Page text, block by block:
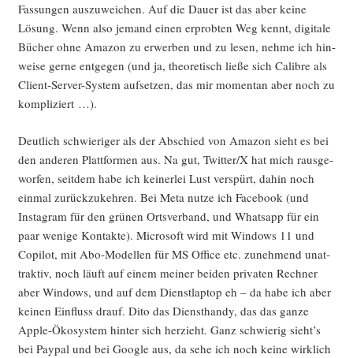
Fas­sun­gen aus­zu­wei­chen. Auf die Dau­er ist das aber kei­ne
Lösung. Wenn also jemand einen erprob­ten Weg kennt, digi­ta­le
Bücher ohne Ama­zon zu erwer­ben und zu lesen, neh­me ich hin­
wei­se ger­ne ent­ge­gen (und ja, theo­re­tisch lie­ße sich Calib­re als
Cli­ent-Ser­ver-Sys­tem auf­set­zen, das mir momen­tan aber noch zu
kompliziert …).
Deut­lich schwie­ri­ger als der Abschied von Ama­zon sieht es bei
den ande­ren Platt­for­men aus. Na gut, Twitter/X hat mich raus­ge­
wor­fen, seit­dem habe ich kei­ner­lei Lust ver­spürt, dahin noch
ein­mal zurück­zu­keh­ren. Bei Meta nut­ze ich Face­book (und
Insta­gram für den grü­nen Orts­ver­band, und Whats­app für ein
paar weni­ge Kon­tak­te). Micro­soft wird mit Win­dows 11 und
Copi­lot, mit Abo-Model­len für MS Office etc. zuneh­mend unat­
trak­tiv, noch läuft auf einem mei­ner bei­den pri­va­ten Rech­ner
aber Win­dows, und auf dem Dienst­lap­top eh – da habe ich aber
kei­nen Ein­fluss drauf. Dito das Dienst­han­dy, das das gan­ze
Apple-Öko­sys­tem hin­ter sich her­zieht. Ganz schwie­rig sieht’s
bei Pay­pal und bei Goog­le aus, da sehe ich noch kei­ne wirk­lich